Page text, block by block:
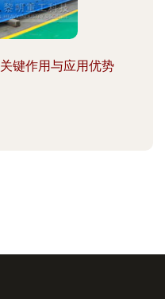
键作用与应用优势